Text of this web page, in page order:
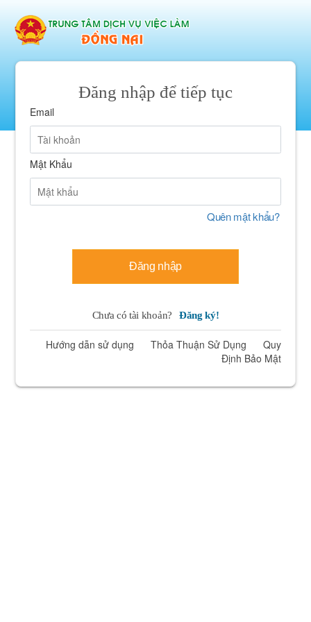
Đăng nhập để tiếp tục
Email
Mật Khẩu
Quên mật khẩu?
Đăng nhập
Chưa có tài khoản? Đăng ký!
Hướng dẫn sử dụng Thỏa Thuận Sử Dụng
Quy
Định Bảo Mật